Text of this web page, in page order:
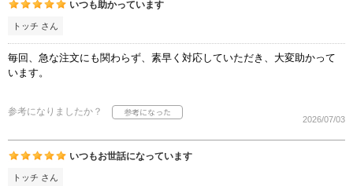
いつも助かっています
トッチ さん
毎回、急な注文にも関わらず、素早く対応していただき、大変助かって
います。
参考になりましたか？
2026/07/03
いつもお世話になっています
トッチ さん